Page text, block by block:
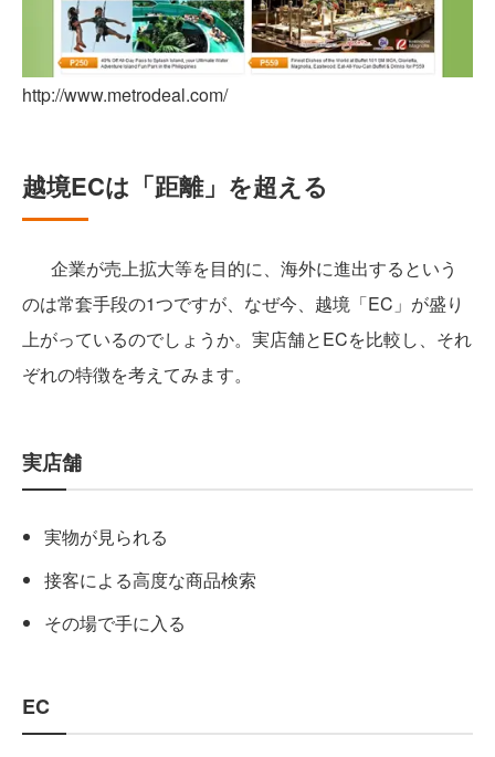
http://www.metrodeal.com/
越境ECは「距離」を超える
企業が売上拡大等を目的に、海外に進出するという
のは常套手段の1つですが、なぜ今、越境「EC」が盛り
上がっているのでしょうか。実店舗とECを比較し、それ
ぞれの特徴を考えてみます。
実店舗
実物が見られる
接客による高度な商品検索
その場で手に入る
EC